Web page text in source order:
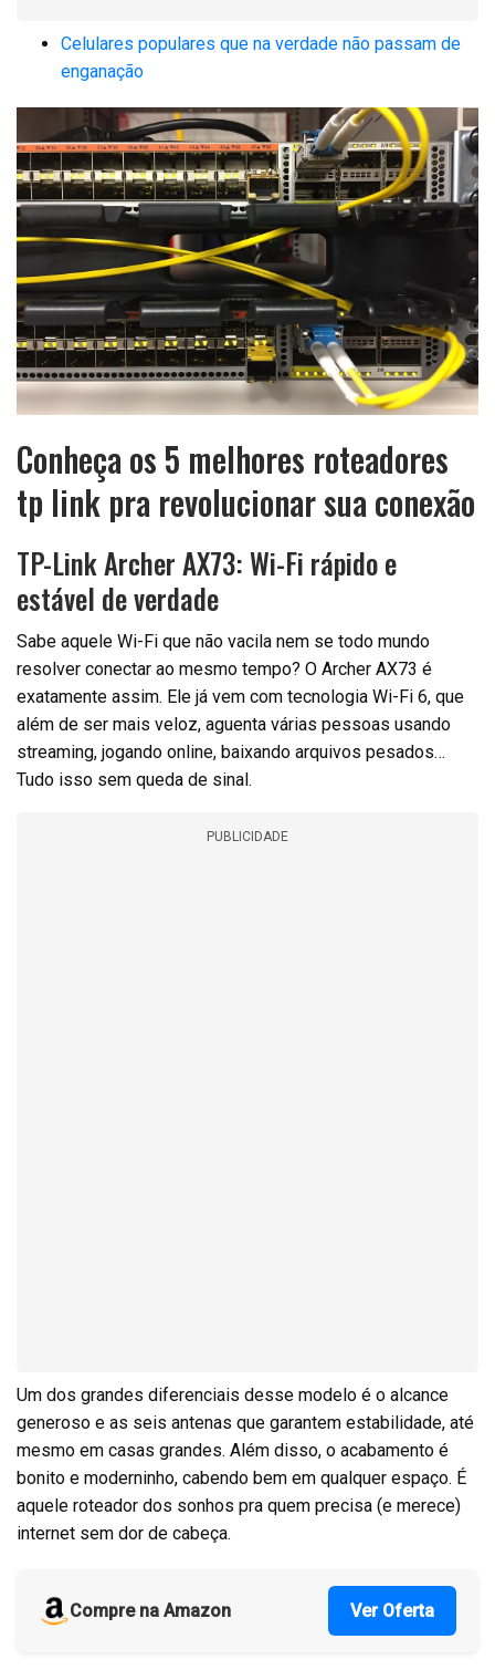
Celulares populares que na verdade não passam de
enganação
Conheça os 5 melhores roteadores
tp link pra revolucionar sua conexão
TP-Link Archer AX73: Wi-Fi rápido e
estável de verdade
Sabe aquele Wi-Fi que não vacila nem se todo mundo
resolver conectar ao mesmo tempo? O Archer AX73 é
exatamente assim. Ele já vem com tecnologia Wi-Fi 6, que
além de ser mais veloz, aguenta várias pessoas usando
streaming, jogando online, baixando arquivos pesados…
Tudo isso sem queda de sinal.
PUBLICIDADE
Um dos grandes diferenciais desse modelo é o alcance
generoso e as seis antenas que garantem estabilidade, até
mesmo em casas grandes. Além disso, o acabamento é
bonito e moderninho, cabendo bem em qualquer espaço. É
aquele roteador dos sonhos pra quem precisa (e merece)
internet sem dor de cabeça.
Compre na Amazon Ver Oferta